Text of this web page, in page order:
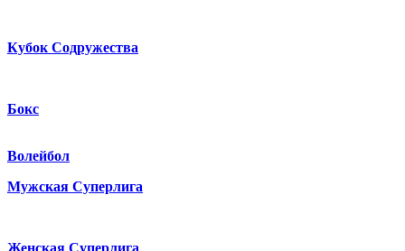
Кубок Содружества
Бокс
Волейбол
Мужская Суперлига
Женская Суперлига